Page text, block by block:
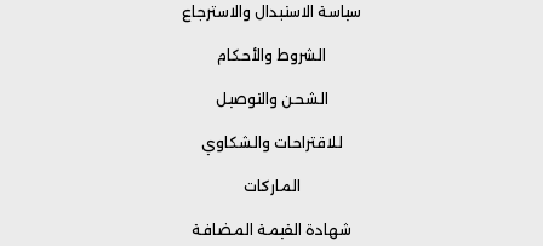
سياسة الاستبدال والاسترجاع
الشروط والأحكام
الشحن والتوصيل
للاقتراحات والشكاوي
الماركات
شهادة القيمة المضافة